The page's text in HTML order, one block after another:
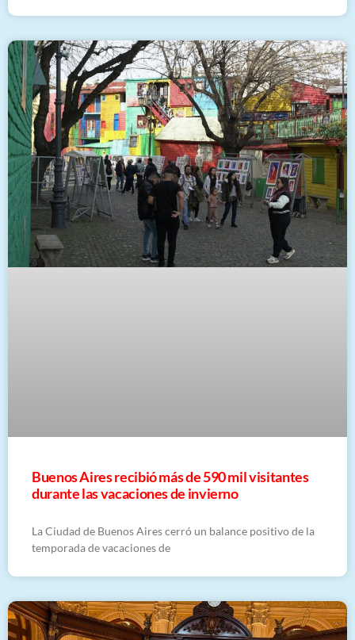
Buenos Aires recibió más de 590 mil visitantes
durante las vacaciones de invierno
La Ciudad de Buenos Aires cerró un balance positivo de la
temporada de vacaciones de